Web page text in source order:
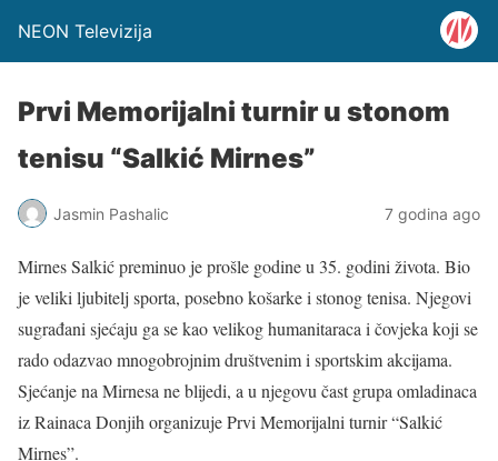
NEON Televizija
Prvi Memorijalni turnir u stonom
tenisu “Salkić Mirnes”
Jasmin Pashalic 7 godina ago
Mirnes Salkić preminuo je prošle godine u 35. godini života. Bio
je veliki ljubitelj sporta, posebno košarke i stonog tenisa. Njegovi
sugrađani sjećaju ga se kao velikog humanitaraca i čovjeka koji se
rado odazvao mnogobrojnim društvenim i sportskim akcijama.
Sjećanje na Mirnesa ne blijedi, a u njegovu čast grupa omladinaca
iz Rainaca Donjih organizuje Prvi Memorijalni turnir “Salkić
Mirnes”.